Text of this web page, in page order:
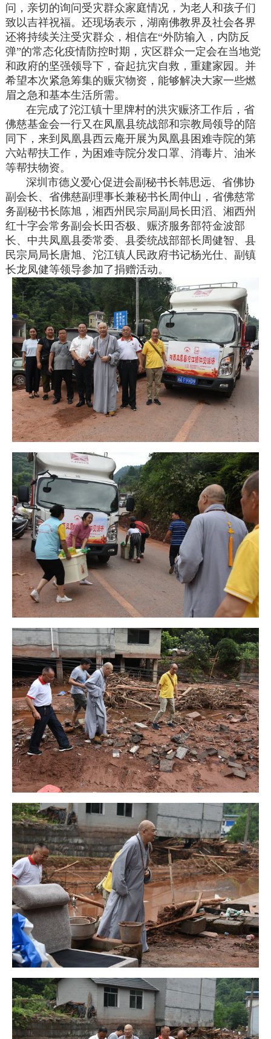
问，亲切的询问受灾群众家庭情况，为老人和孩子们
致以吉祥祝福。还现场表示，湖南佛教界及社会各界
还将持续关注受灾群众，相信在“外防输入，内防反
弹”的常态化疫情防控时期，灾区群众一定会在当地党
和政府的坚强领导下，奋起抗灾自救，重建家园。并
希望本次紧急筹集的赈灾物资，能够解决大家一些燃
眉之急和基本生活所需。
在完成了沱江镇十里牌村的洪灾赈济工作后，省
佛慈基金会一行又在凤凰县统战部和宗教局领导的陪
同下，来到凤凰县西云庵开展为凤凰县困难寺院的第
六站帮扶工作，为困难寺院分发口罩、消毒片、油米
等帮扶物资。
深圳市德义爱心促进会副秘书长韩思远、省佛协
副会长、省佛慈副理事长兼秘书长周仲山，省佛慈常
务副秘书长陈旭，湘西州民宗局副局长田滔、湘西州
红十字会常务副会长田否极、赈济服务部符金波部
长、中共凤凰县委常委、县委统战部部长周健智、县
民宗局局长唐旭、沱江镇人民政府书记杨光仕、副镇
长龙凤健等领导参加了捐赠活动。